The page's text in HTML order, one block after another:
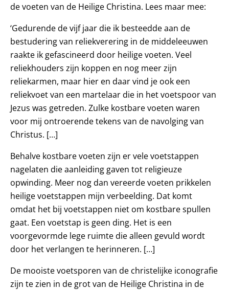
de voeten van de Heilige Christina. Lees maar mee:
‘Gedurende de vijf jaar die ik besteedde aan de
bestudering van reliekverering in de middeleeuwen
raakte ik gefascineerd door heilige voeten. Veel
reliekhouders zijn koppen en nog meer zijn
reliekarmen, maar hier en daar vind je ook een
reliekvoet van een martelaar die in het voetspoor van
Jezus was getreden. Zulke kostbare voeten waren
voor mij ontroerende tekens van de navolging van
Christus. […]
Behalve kostbare voeten zijn er vele voetstappen
nagelaten die aanleiding gaven tot religieuze
opwinding. Meer nog dan vereerde voeten prikkelen
heilige voetstappen mijn verbeelding. Dat komt
omdat het bij voetstappen niet om kostbare spullen
gaat. Een voetstap is geen ding. Het is een
voorgevormde lege ruimte die alleen gevuld wordt
door het verlangen te herinneren. […]
De mooiste voetsporen van de christelijke iconografie
zijn te zien in de grot van de Heilige Christina in de